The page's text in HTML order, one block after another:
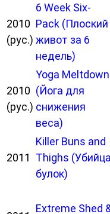
2010
(рус.)
6 Week Six-
Pack (Плоский
живот за 6
недель)
2010
(рус.)
Yoga Meltdown
(Йога для
снижения
веса)
2011
Killer Buns and
Thighs (Убийца
булок)
Extreme Shed